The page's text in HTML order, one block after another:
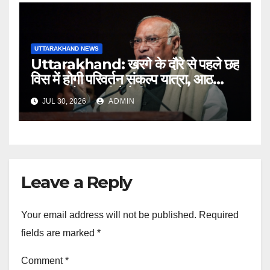
UTTARAKHAND NEWS
Uttarakhand: खरगे के दौरे से पहले छह
विस में होगी परिवर्तन संकल्प यात्रा, आठ
अगस्त को हल्द्वानी में रैली
JUL 30, 2026 ADMIN
Leave a Reply
Your email address will not be published. Required
fields are marked *
Comment*